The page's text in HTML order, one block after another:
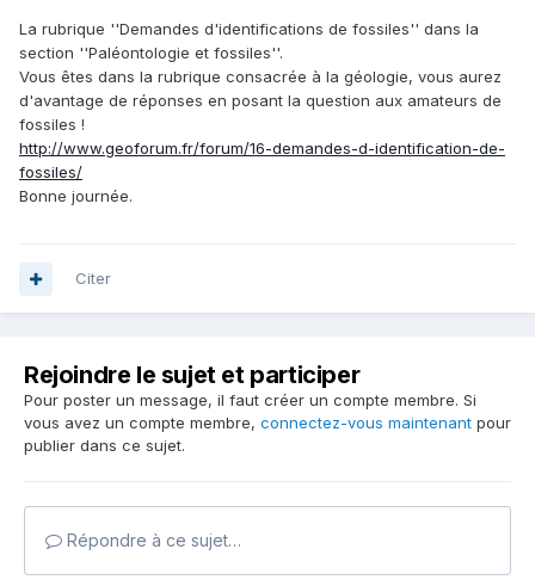
La rubrique ''Demandes d'identifications de fossiles'' dans la
section ''Paléontologie et fossiles''.
Vous êtes dans la rubrique consacrée à la géologie, vous aurez
d'avantage de réponses en posant la question aux amateurs de
fossiles !
http://www.geoforum.fr/forum/16-demandes-d-identification-de-
fossiles/
Bonne journée.
Citer
Rejoindre le sujet et participer
Pour poster un message, il faut créer un compte membre. Si
vous avez un compte membre, connectez-vous maintenant pour
publier dans ce sujet.
Répondre à ce sujet…